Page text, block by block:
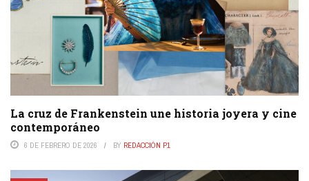
La cruz de Frankenstein une historia joyera y cine
contemporáneo
6 DE FEBRERO DE 2026 BY REDACCIÓN P1